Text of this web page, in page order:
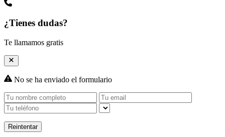
¿Tienes dudas?
Te llamamos gratis
No se ha enviado el formulario
Reintentar